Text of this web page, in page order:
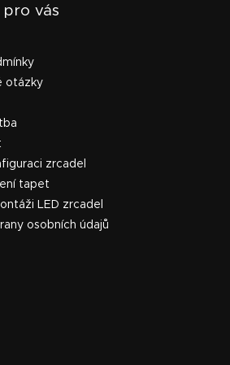
pro vás
otázky
zrcadel
tapet
LED zrcadel
osobních údajů